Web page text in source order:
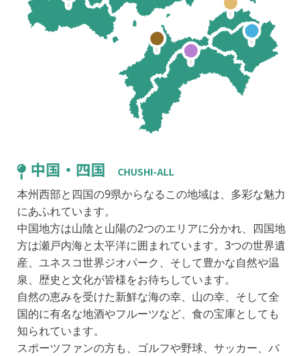
中国・四国 CHUSHI-ALL
本州西部と四国の9県からなるこの地域は、多彩な魅力
にあふれています。
中国地方は山陰と山陽の2つのエリアに分かれ、四国地
方は瀬戸内海と太平洋に囲まれています。3つの世界遺
産、ユネスコ世界ジオパーク、そして豊かな自然や温
泉、歴史と文化が皆様をお待ちしています。
自然の恵みを受けた新鮮な海の幸、山の幸、そして全
国的に有名な地酒やフルーツなど、食の宝庫としても
知られています。
スポーツファンの方も、ゴルフや野球、サッカー、バ
HIROSHIMA